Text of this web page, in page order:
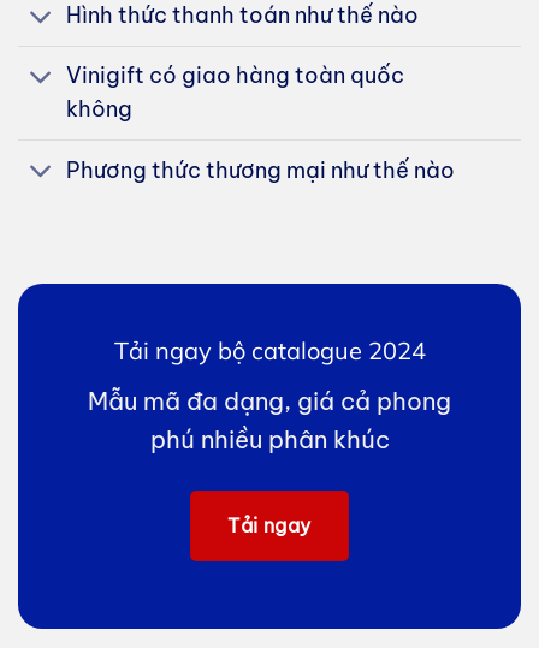
Hình thức thanh toán như thế nào
Vinigift có giao hàng toàn quốc
không
Phương thức thương mại như thế nào
Tải ngay bộ catalogue 2024
Mẫu mã đa dạng, giá cả phong
phú nhiều phân khúc
Tải ngay